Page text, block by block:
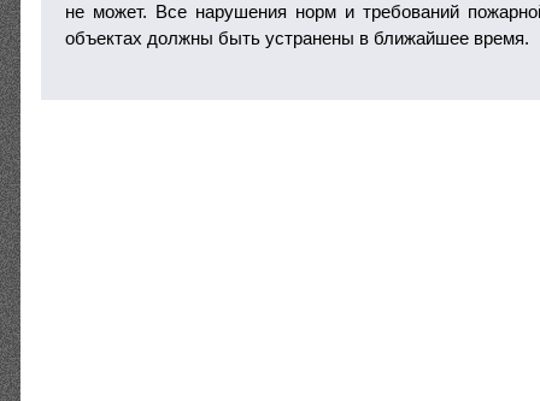
не может. Все нарушения норм и требований
объектах должны быть устранены в ближайшее время.